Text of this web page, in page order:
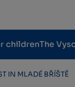
childrenThe
IN MLADÉ BŘÍŠTĚ